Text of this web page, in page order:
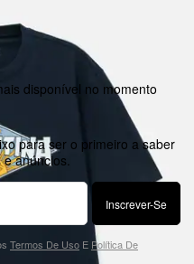
disponível no momento
para ser o primeiro a saber
anúncios.
Inscrever-Se
Termos De Uso E Política De